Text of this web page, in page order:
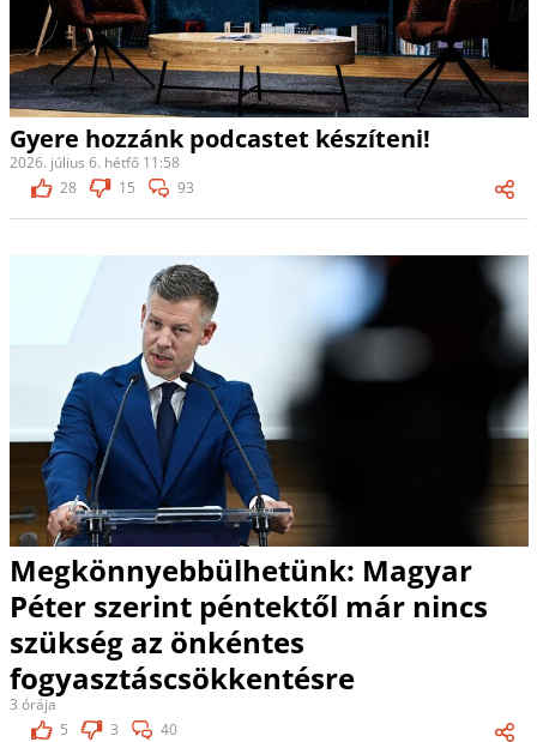
Gyere hozzánk podcastet készíteni!
2026. július 6. hétfő 11:58
28
15 93
Megkönnyebbülhetünk: Magyar
Péter szerint péntektől már nincs
szükség az önkéntes
fogyasztáscsökkentésre
3 órája
5
3 40